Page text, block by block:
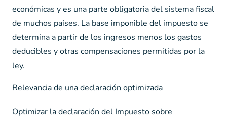
económicas y es una parte obligatoria del sistema fiscal
de muchos países. La base imponible del impuesto se
determina a partir de los ingresos menos los gastos
deducibles y otras compensaciones permitidas por la
ley.
Relevancia de una declaración optimizada
Optimizar la declaración del Impuesto sobre